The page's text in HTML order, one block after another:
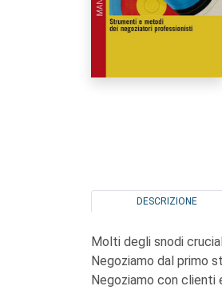
DESCRIZIONE
Molti degli snodi
Negoziamo dal primo
Negoziamo con clienti